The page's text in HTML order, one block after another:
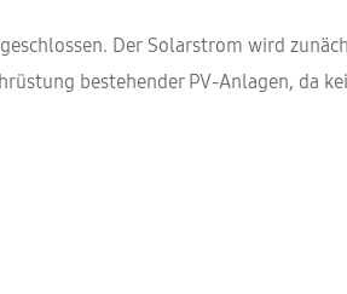
Der Solarstrom wird
bestehender PV-Anlagen, da